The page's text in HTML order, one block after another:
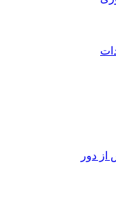
دور